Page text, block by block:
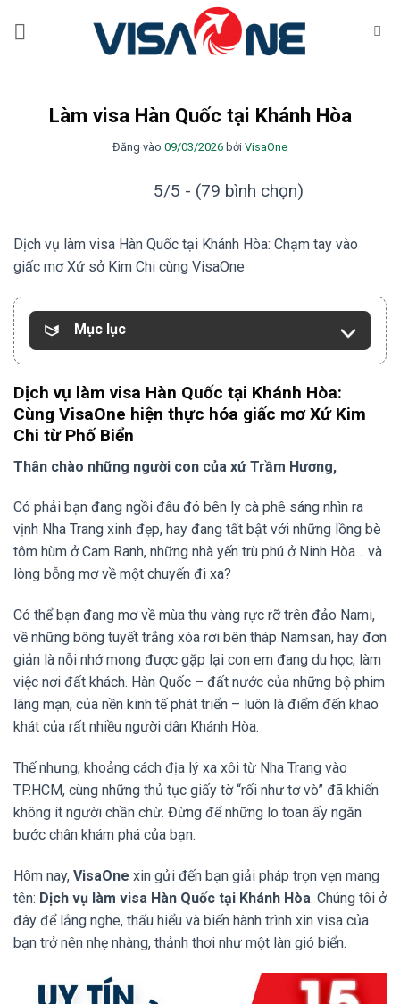
Làm visa Hàn Quốc tại Khánh Hòa
Đăng vào 09/03/2026 bởi VisaOne
5/5 - (79 bình chọn)
Dịch vụ làm visa Hàn Quốc tại Khánh Hòa: Chạm tay vào
giấc mơ Xứ sở Kim Chi cùng VisaOne
Mục lục
Dịch vụ làm visa Hàn Quốc tại Khánh Hòa:
Cùng VisaOne hiện thực hóa giấc mơ Xứ Kim
Chi từ Phố Biển
Thân chào những người con của xứ Trầm Hương,
Có phải bạn đang ngồi đâu đó bên ly cà phê sáng nhìn ra
vịnh Nha Trang xinh đẹp, hay đang tất bật với những lồng bè
tôm hùm ở Cam Ranh, những nhà yến trù phú ở Ninh Hòa… và
lòng bỗng mơ về một chuyến đi xa?
Có thể bạn đang mơ về mùa thu vàng rực rỡ trên đảo Nami,
về những bông tuyết trắng xóa rơi bên tháp Namsan, hay đơn
giản là nỗi nhớ mong được gặp lại con em đang du học, làm
việc nơi đất khách. Hàn Quốc – đất nước của những bộ phim
lãng mạn, của nền kinh tế phát triển – luôn là điểm đến khao
khát của rất nhiều người dân Khánh Hòa.
Thế nhưng, khoảng cách địa lý xa xôi từ Nha Trang vào
TP.HCM, cùng những thủ tục giấy tờ “rối như tơ vò” đã khiến
không ít người chần chừ. Đừng để những lo toan ấy ngăn
bước chân khám phá của bạn.
Hôm nay, VisaOne xin gửi đến bạn giải pháp trọn vẹn mang
tên: Dịch vụ làm visa Hàn Quốc tại Khánh Hòa. Chúng tôi ở
đây để lắng nghe, thấu hiểu và biến hành trình xin visa của
bạn trở nên nhẹ nhàng, thảnh thơi như một làn gió biển.